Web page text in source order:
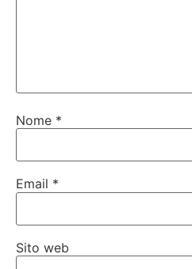
Nome *
Email *
Sito web